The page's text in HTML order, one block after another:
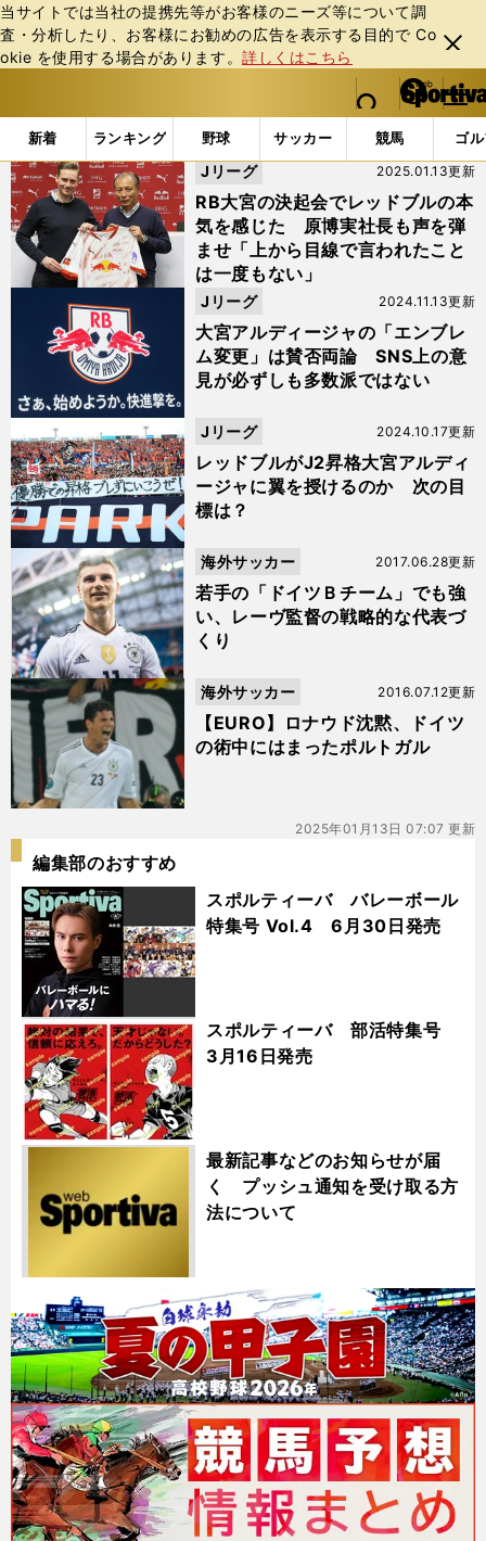
当サイトでは当社の提携先等がお客様のニーズ等について調
査・分析したり、お客様にお勧めの広告を表⽰する⽬的で Co
okie を使⽤する場合があります。詳しくはこちら
閉じ
る
web Sportiva (webスポルティーバ)
検索
マイペ
ー
ジ
メニュ
新着 ランキング 野球 サッカー 競馬 ゴ
b
ス
ポ
ル
テ
ィ
ー
バ
「#マリオ・ゴメス」の最新ニュース・ 情報
RB大宮の決起会でレッドブルの本
気を感じた 原博実社長も声を弾
ませ「上から目線で言われたこと
は一度もない」
2025.01.13更新
Jリーグ
大宮アルディージャの「エンブレ
ム変更」は賛否両論 SNS上の意
見が必ずしも多数派ではない
2024.11.13更新
Jリーグ
レッドブルがJ2昇格大宮アルディ
ージャに翼を授けるのか 次の目
標は？
2024.10.17更新
Jリーグ
若手の「ドイツＢチーム」でも強
い、レーヴ監督の戦略的な代表づ
くり
2017.06.28更新
海外サッカー
【EURO】ロナウド沈黙、ドイツ
の術中にはまったポルトガル
2016.07.12更新
海外サッカー
2025年01月13日 07:07 更新
編集部のおすすめ
スポルティーバ バレーボール
特集号 Vol.4 6月30日発売
スポルティーバ 部活特集号
3月16日発売
最新記事などのお知らせが届
く プッシュ通知を受け取る方
法について